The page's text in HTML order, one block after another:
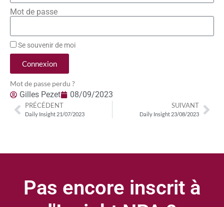
Mot de passe
Se souvenir de moi
Connexion
Mot de passe perdu ?
Gilles Pezet 08/09/2023
PRÉCÉDENT
Daily Insight 21/07/2023
SUIVANT
Daily Insight 23/08/2023
Pas encore inscrit à